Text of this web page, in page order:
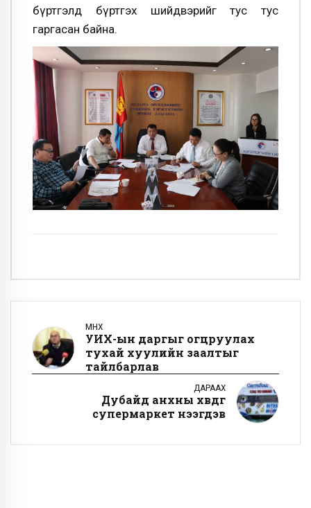
бүртгэлд бүртгэх шийдвэрийг тус тус
гаргасан байна.
ӨМНӨХ
УИХ-ын даргыг огцруулах
тухай хуулийн заалтыг
тайлбарлав
ДАРААХ
Дубайд анхны хөвдөг
супермаркет нээгдэв